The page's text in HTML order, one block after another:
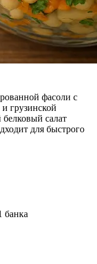
фасоли с
грузинской
салат
для быстрого
банка